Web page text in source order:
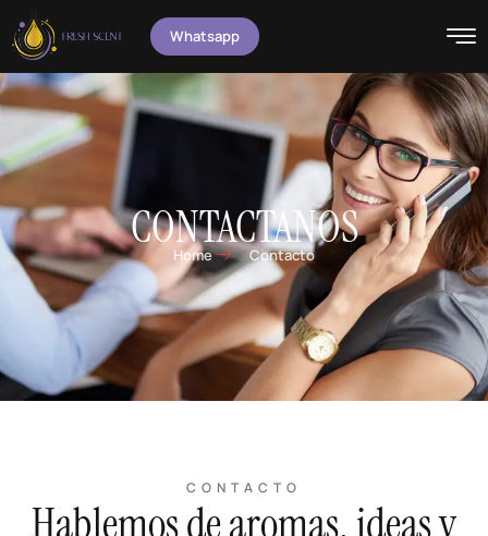
Whatsapp
CONTACTANOS
Home Contacto
CONTACTO
Hablemos de aromas, ideas y